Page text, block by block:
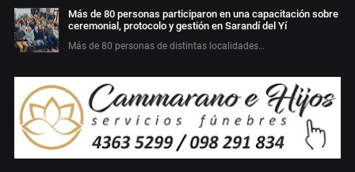
Más de 80 personas participaron en una capacitación sobre
ceremonial, protocolo y gestión en Sarandí del Yí
Más de 80 personas de distintas localidades…